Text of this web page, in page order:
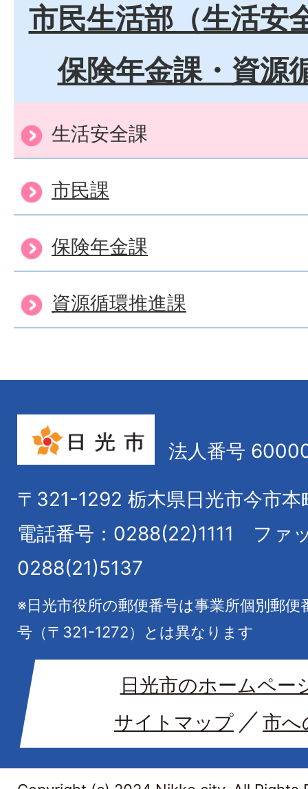
市民生活部（生活安
保険年金課・資源
生活安全課
市民課
保険年金課
資源循環推進課
法人番号
〒321-1292 栃木県日光市今市本
電話番号：0288(22)1111
ファ
0288(21)5137
※日光市役所の郵便番号は事業所個別郵
号（〒321-1272）とは異なります
日光市のホームペー
サイトマップ
市へ